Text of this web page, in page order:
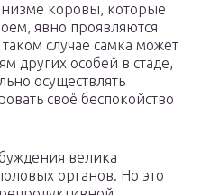
коровы, которые
явно проявляются
случае самка может
других особей в стаде,
осуществлять
своё беспокойство
велика
органов. Но это